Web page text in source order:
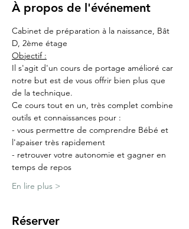
À propos de l'événement
Cabinet de préparation à la naissance, Bât
D, 2ème étage
Objectif :
Il s'agit d'un cours de portage amélioré car
notre but est de vous offrir bien plus que
de la technique.
Ce cours tout en un, très complet combine
outils et connaissances pour :
- vous permettre de comprendre Bébé et
l'apaiser très rapidement
- retrouver votre autonomie et gagner en
temps de repos
En lire plus >
Réserver